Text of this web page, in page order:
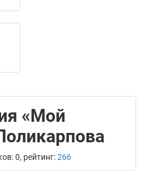
«Мой
0, рейтинг:266